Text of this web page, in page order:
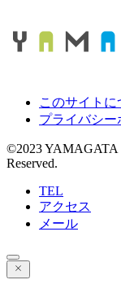
このサイトに
プライバシー
©2023 YAMAGATA
Reserved.
TEL
アクセス
メール